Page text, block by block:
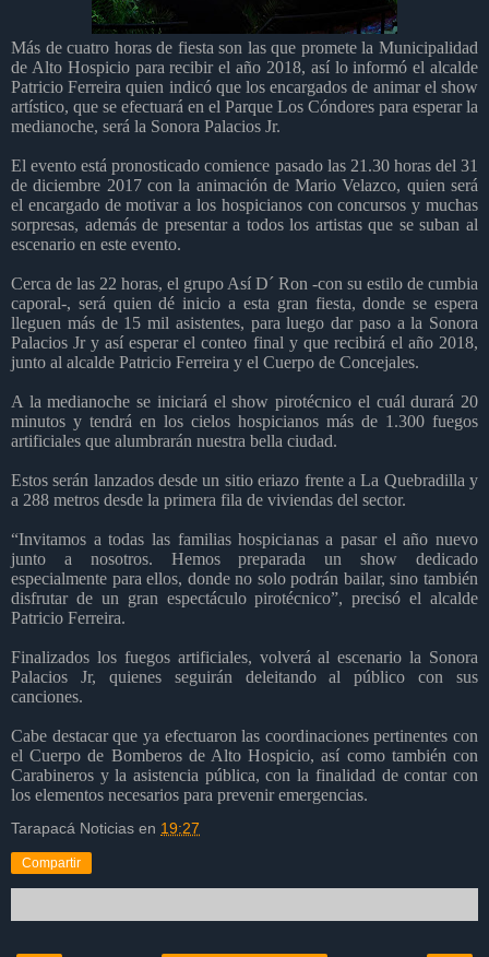
Más de cuatro horas de fiesta son las que promete la Municipalidad
de Alto Hospicio para recibir el año 2018, así lo informó el alcalde
Patricio Ferreira quien indicó que los encargados de animar el show
artístico, que se efectuará en el Parque Los Cóndores para esperar la
medianoche, será la Sonora Palacios Jr.
El evento está pronosticado comience pasado las 21.30 horas del 31
de diciembre 2017 con la animación de Mario Velazco, quien será
el encargado de motivar a los hospicianos con concursos y muchas
sorpresas, además de presentar a todos los artistas que se suban al
escenario en este evento.
Cerca de las 22 horas, el grupo Así D´ Ron -con su estilo de cumbia
caporal-, será quien dé inicio a esta gran fiesta, donde se espera
lleguen más de 15 mil asistentes, para luego dar paso a la Sonora
Palacios Jr y así esperar el conteo final y que recibirá el año 2018,
junto al alcalde Patricio Ferreira y el Cuerpo de Concejales.
A la medianoche se iniciará el show pirotécnico el cuál durará 20
minutos y tendrá en los cielos hospicianos más de 1.300 fuegos
artificiales que alumbrarán nuestra bella ciudad.
Estos serán lanzados desde un sitio eriazo frente a La Quebradilla y
a 288 metros desde la primera fila de viviendas del sector.
“Invitamos a todas las familias hospicianas a pasar el año nuevo
junto a nosotros. Hemos preparada un show dedicado
especialmente para ellos, donde no solo podrán bailar, sino también
disfrutar de un gran espectáculo pirotécnico”, precisó el alcalde
Patricio Ferreira.
Finalizados los fuegos artificiales, volverá al escenario la Sonora
Palacios Jr, quienes seguirán deleitando al público con sus
canciones.
Cabe destacar que ya efectuaron las coordinaciones pertinentes con
el Cuerpo de Bomberos de Alto Hospicio, así como también con
Carabineros y la asistencia pública, con la finalidad de contar con
los elementos necesarios para prevenir emergencias.
Tarapacá Noticias en 19:27
Compartir